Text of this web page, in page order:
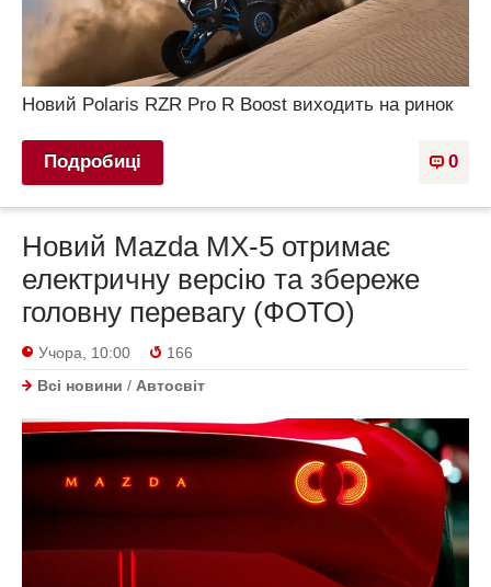
Новий Polaris RZR Pro R Boost виходить на ринок
0
Подробиці
Новий Mazda MX-5 отримає
електричну версію та збереже
головну перевагу (ФОТО)
Учора, 10:00
166
Всі новини / Автосвіт